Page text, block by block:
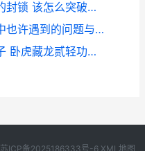
该怎么突破无尽的拉格朗日的封锁 该怎么突破无尽技能
点击冒险之旅冒险之旅特训中也许遇到的问题与对策是啥子 冒险之旅点亮徽章
卧虎藏龙贰轻功的秘诀是啥子 卧虎藏龙贰轻功四段
苏ICP备2025186333号-6 XML地图